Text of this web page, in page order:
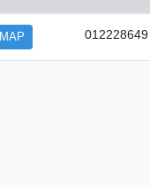
MAP 012228649